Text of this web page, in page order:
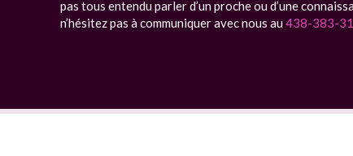
pas tous entendu parler d’un proche ou d’une
n’hésitez pas à communiquer avec nous au438-383-